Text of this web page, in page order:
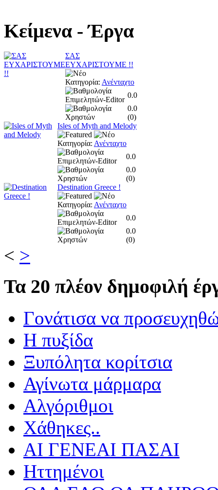
Κείμενα - Έργα
ΣΑΣ
ΕΥΧΑΡΙΣΤΟΥΜΕ !!
Κατηγορία: Ανένταχτο
0.0
0.0
(0)
Isles of Myth and Melody
Κατηγορία: Ανένταχτο
0.0
0.0
(0)
Destination Greece !
Κατηγορία: Ανένταχτο
0.0
0.0
(0)
< >
Τα 20 πλέον δημοφιλή
Γονάτισα να
Η πυξίδα
Ξυπόλητα κορίτσια
Αγίνωτα μάρμαρα
Αλγόριθμοι
Χάθηκες..
ΑΙ ΓΕΝΕΑΙ ΠΑΣΑΙ
Ηττημένοι